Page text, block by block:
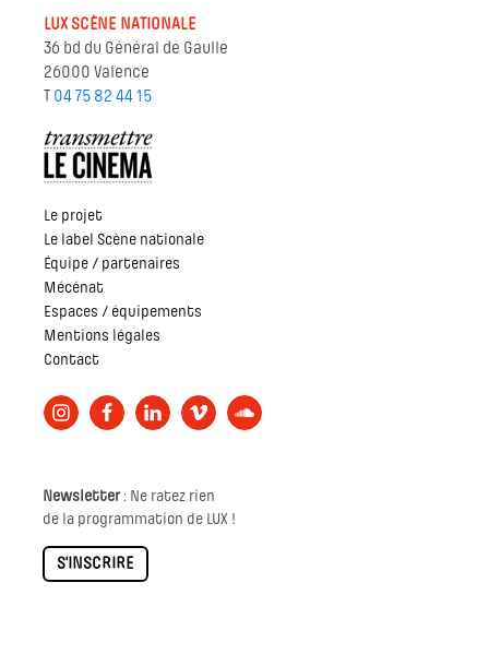
LUX SCÈNE NATIONALE
36 bd du Général de Gaulle
26000 Valence
T 04 75 82 44 15
Le projet
Le label Scène nationale
Équipe / partenaires
Mécénat
Espaces / équipements
Mentions légales
Contact
Newsletter: Ne ratez rien
de la programmation de LUX !
S'INSCRIRE